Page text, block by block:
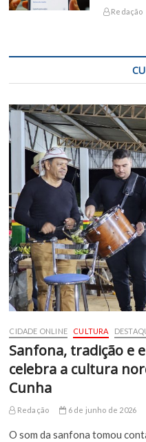
Redação
CIDADE ONLINE CULTURA
Sanfona, tradição e
celebra a cultura
Cunha
Redação 6 de junho de 2026
O som da sanfona tomou